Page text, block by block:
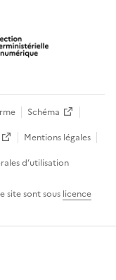
Schéma
Mentions légales
d’utilisation
site sont sous licence